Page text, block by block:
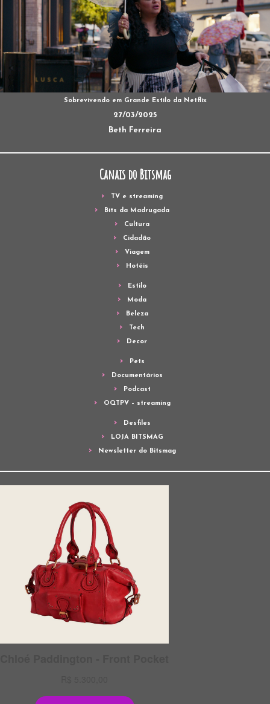
Sobrevivendo em Grande Estilo da Netflix
27/03/2025
Beth Ferreira
Canais do Bitsmag
TV e streaming
Bits da Madrugada
Cultura
Cidadão
Viagem
Hotéis
Estilo
Moda
Beleza
Tech
Decor
Pets
Documentários
Podcast
OQTPV – streaming
Desfiles
LOJA BITSMAG
Newsletter do Bitsmag